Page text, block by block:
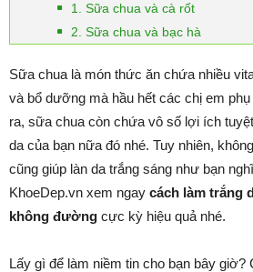
1. Sữa chua và cà rốt
2. Sữa chua và bạc hà
Sữa chua là món thức ăn chứa nhiều
và bổ dưỡng mà hầu hết các chị em
ra, sữa chua còn chứa vô số lợi ích
da của bạn nữa đó nhé. Tuy nhiên,
cũng giúp làn da trắng sáng như bạn
KhoeDep.vn xem ngay cách làm trắng
không đường cực kỳ hiệu quả nhé.
Lấy gì để làm niềm tin cho bạn bây giờ?